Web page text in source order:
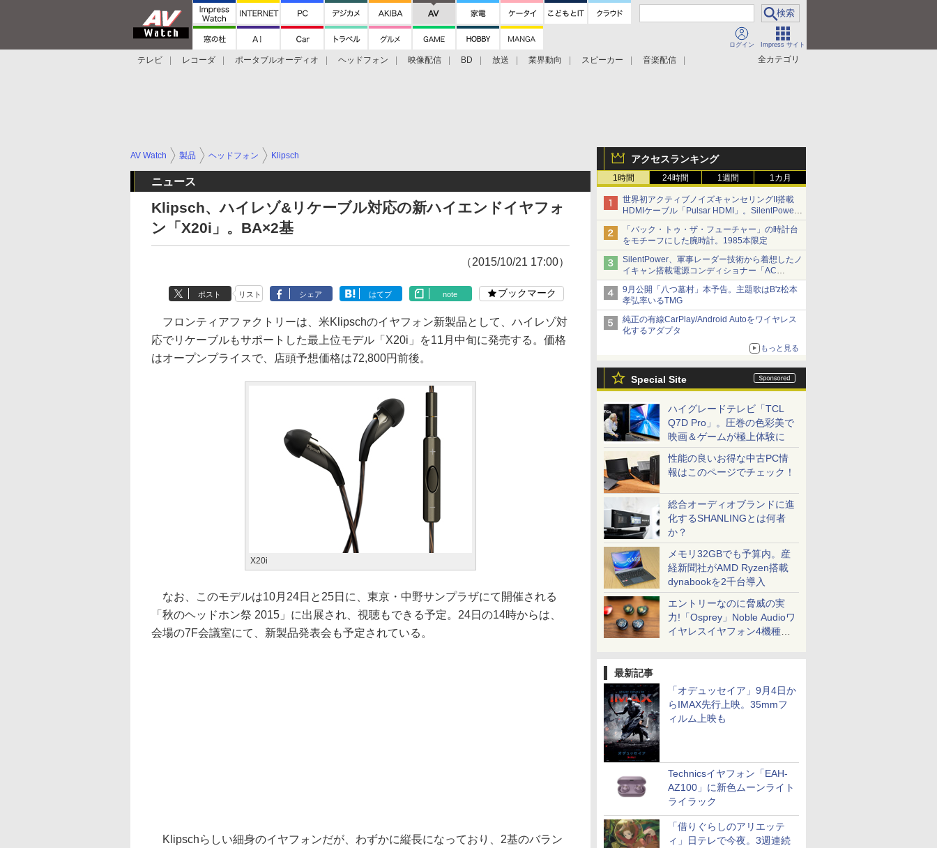
ログイン Impress サイト
全カテゴリ
テレビ レコーダ ポータブルオーディオ ヘッドフォン 映像配信 BD 放送 業界動向 スピーカー
音楽配信
アクセスランキング
1時間 24時間 1週間 1カ月
世界初アクティブノイズキャンセリングII搭載
HDMIケーブル「Pulsar HDMI」。SilentPower
から
「バック・トゥ・ザ・フューチャー」の時計台
をモチーフにした腕時計。1985本限定
SilentPower、軍事レーダー技術から着想したノ
イキャン搭載電源コンディショナー「AC
iPurifier2」
9月公開「八つ墓村」本予告。主題歌はB'z松本
孝弘率いるTMG
純正の有線CarPlay/Android Autoをワイヤレス
化するアダプタ
もっと見る
Special Site
ハイグレードテレビ「TCL
Q7D Pro」。圧巻の色彩美で
映画＆ゲームが極上体験に
性能の良いお得な中古PC情
報はこのページでチェック！
総合オーディオブランドに進
化するSHANLINGとは何者
か？
メモリ32GBでも予算内。産
経新聞社がAMD Ryzen搭載
dynabookを2千台導入
エントリーなのに脅威の実
力!「Osprey」Noble Audioワ
イヤレスイヤフォン4機種を
最新記事
「オデュッセイア」9月4日か
らIMAX先行上映。35mmフ
ィルム上映も
Technicsイヤフォン「EAH-
AZ100」に新色ムーンライト
ライラック
「借りぐらしのアリエッテ
ィ」日テレで今夜。3週連続
AV Watch 製品 ヘッドフォン Klipsch
ニュース
Klipsch、ハイレゾ&リケーブル対応の新ハイエンドイヤフォ
ン「X20i」。BA×2基
（2015/10/21 17:00）
ポスト リスト シェア はてブ note ブックマーク
フロンティアファクトリーは、米Klipschのイヤフォン新製品として、ハイレゾ対
応でリケーブルもサポートした最上位モデル「X20i」を11月中旬に発売する。価格
はオープンプライスで、店頭予想価格は72,800円前後。
X20i
なお、このモデルは10月24日と25日に、東京・中野サンプラザにて開催される
「秋のヘッドホン祭 2015」に出展され、視聴もできる予定。24日の14時からは、
会場の7F会議室にて、新製品発表会も予定されている。
Klipschらしい細身のイヤフォンだが、わずかに縦長になっており、2基のバラン